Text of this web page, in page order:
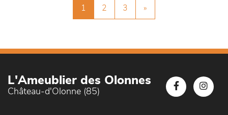
1 2 3 »
L'Ameublier des Olonnes
Château-d'Olonne (85)